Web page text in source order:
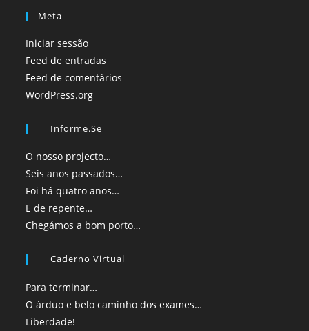
Meta
Iniciar sessão
Feed de entradas
Feed de comentários
WordPress.org
Informe.se
O nosso projecto…
Seis anos passados…
Foi há quatro anos…
E de repente…
Chegámos a bom porto…
Caderno Virtual
Para terminar…
O árduo e belo caminho dos exames…
Liberdade!